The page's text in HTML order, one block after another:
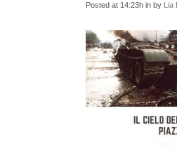
Posted at 14:23h in by Lia